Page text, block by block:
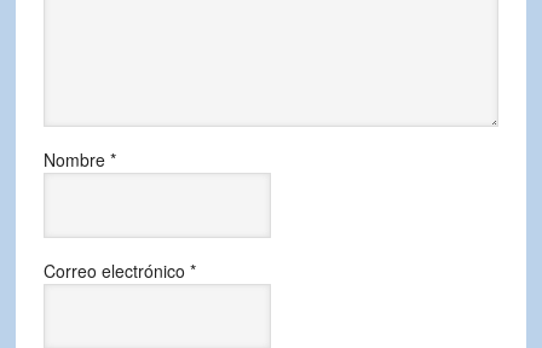
Nombre *
Correo electrónico *